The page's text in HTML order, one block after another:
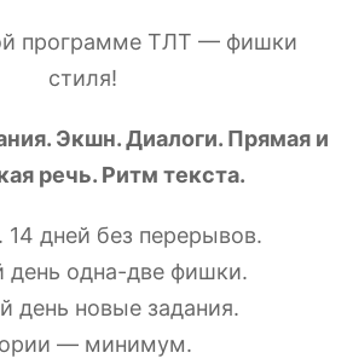
программе ТЛТ — фишки
стиля!
Экшн. Диалоги. Прямая и
речь. Ритм текста.
14 дней без перерывов.
одна-две фишки.
день новые задания.
— минимум.